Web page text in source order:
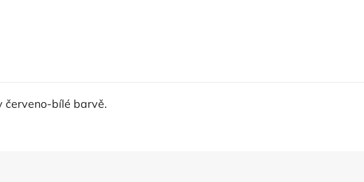
červeno-bílé barvě.